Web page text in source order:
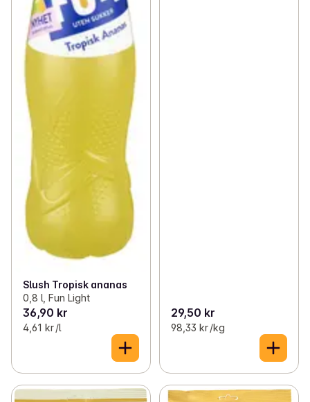
Slush Tropisk ananas
0,8 l, Fun Light
36,90 kr
4,61 kr /l
29,50 kr
98,33 kr /kg